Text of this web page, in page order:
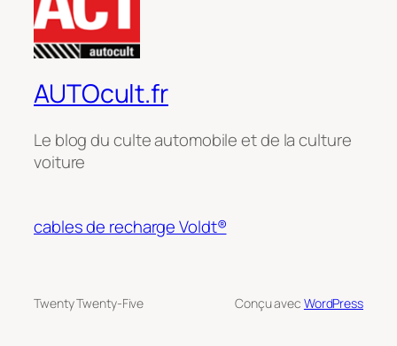
AUTOcult.fr
Le blog du culte automobile et de la culture
voiture
cables de recharge Voldt®
Twenty Twenty-Five Conçu avec WordPress